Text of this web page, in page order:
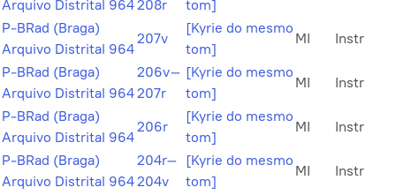
Arquivo Distrital 964208r
tom]
P-BRad (Braga)
Arquivo Distrital 964
207v
[Kyrie do mesmo
tom]
MI
Instr
P-BRad (Braga)
Arquivo Distrital 964
206v–
207r
[Kyrie do mesmo
tom]
MI
Instr
P-BRad (Braga)
Arquivo Distrital 964
206r
[Kyrie do mesmo
tom]
MI
Instr
P-BRad (Braga)
Arquivo Distrital 964
204r–
204v
[Kyrie do mesmo
tom]
MI
Instr